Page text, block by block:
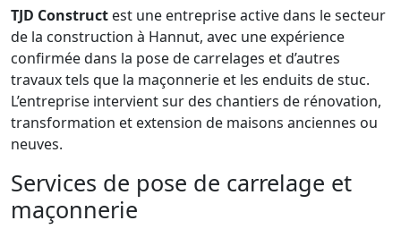
TJD Construct est une entreprise active dans le secteur
de la construction à Hannut, avec une expérience
confirmée dans la pose de carrelages et d’autres
travaux tels que la maçonnerie et les enduits de stuc.
L’entreprise intervient sur des chantiers de rénovation,
transformation et extension de maisons anciennes ou
neuves.
Services de pose de carrelage et
maçonnerie